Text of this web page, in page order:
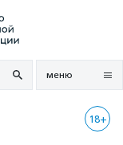
меню
18+